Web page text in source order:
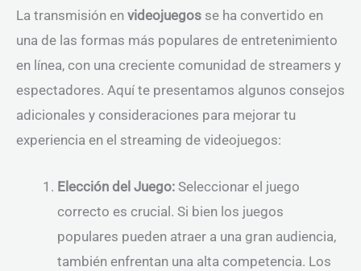
La transmisión en videojuegos se ha convertido en
una de las formas más populares de entretenimiento
en línea, con una creciente comunidad de streamers y
espectadores. Aquí te presentamos algunos consejos
adicionales y consideraciones para mejorar tu
experiencia en el streaming de videojuegos:
Elección del Juego: Seleccionar el juego
correcto es crucial. Si bien los juegos
populares pueden atraer a una gran audiencia,
también enfrentan una alta competencia. Los